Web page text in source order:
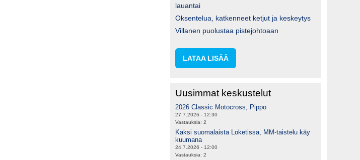
lauantai
Oksentelua, katkenneet ketjut ja keskeytys
Villanen puolustaa pistejohtoaan
LATAA LISÄÄ
Uusimmat keskustelut
2026 Classic Motocross, Pippo
27.7.2026 - 12:30
Vastauksia: 2
Kaksi suomalaista Loketissa, MM-taistelu käy
kuumana
24.7.2026 - 12:00
Vastauksia: 2